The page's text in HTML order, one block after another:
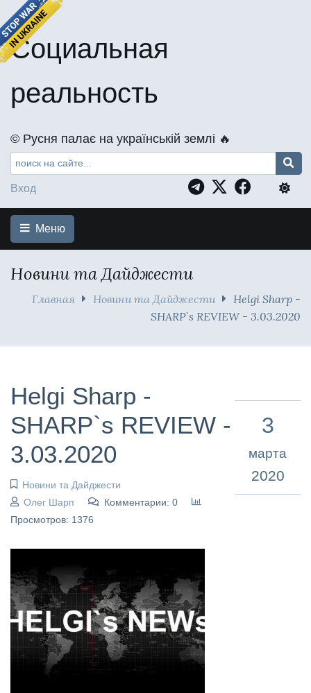
Социальная
реальность
©️ Русня палає на українській землі 🔥
Вход
Меню
Новини та Дайджести
Главная Новини та Дайджести
Helgi Sharp -
SHARP`s REVIEW - 3.03.2020
Helgi Sharp -
SHARP`s REVIEW -
3.03.2020
Новини та Дайджести
Олег Шарп
Комментарии: 0
Просмотров: 1376
3
марта
2020